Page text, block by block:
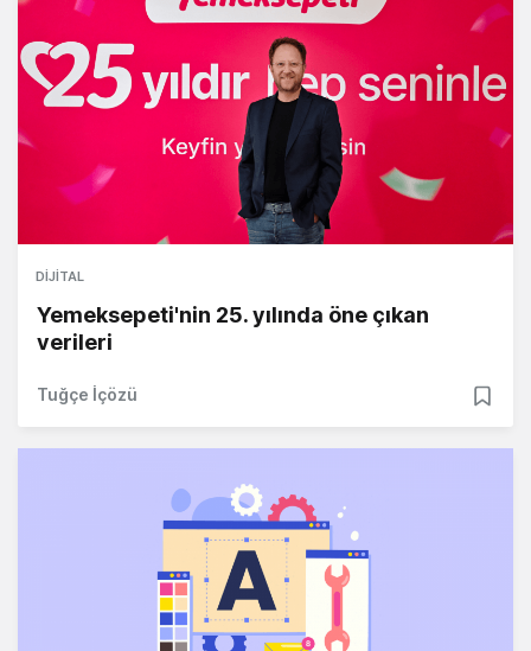
DIJITAL
Yemeksepeti'nin 25. yılında öne çıkan
verileri
Tuğçe İçözü